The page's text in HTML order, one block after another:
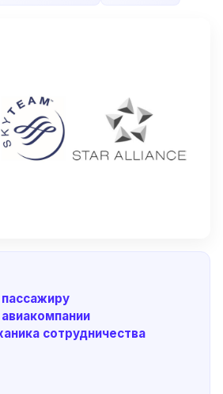
сотрудничества